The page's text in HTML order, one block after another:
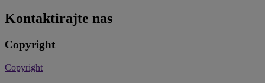
Kontaktirajte nas
Copyright
Copyright